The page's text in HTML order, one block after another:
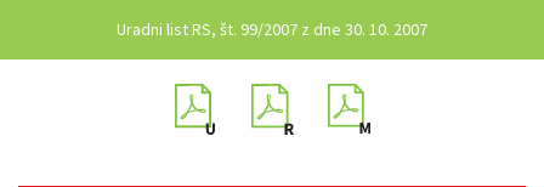
Uradni list RS, št. 99/2007 z dne 30. 10. 2007